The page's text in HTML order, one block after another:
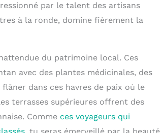
par le talent des artisans
à la ronde, domine fièrement la
du patrimoine local. Ces
avec des plantes médicinales, des
dans ces havres de paix où le
terrasses supérieures offrent des
Comme ces voyageurs qui